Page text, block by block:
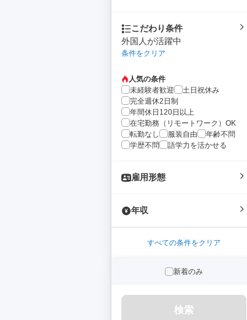
こだわり条件
外国人が活躍中
条件をクリア
人気の条件
未経験者歓迎
土日祝休み
完全週休2日制
年間休日120日以上
在宅勤務（リモートワーク）OK
転勤なし
服装自由
年齢不問
学歴不問
語学力を活かせる
雇用形態
年収
すべての条件をクリア
新着のみ
検索